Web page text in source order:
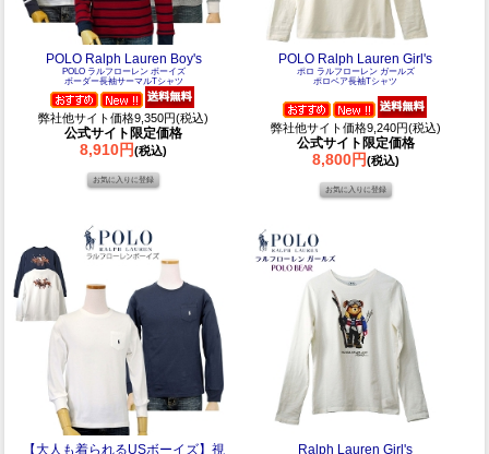
POLO Ralph Lauren Boy's
POLO ラルフローレン ボーイズ
ボーダー長袖サーマルTシャツ
弊社他サイト価格9,350円(税込)
公式サイト限定価格
8,910円(税込)
POLO Ralph Lauren Girl's
ポロ ラルフローレン ガールズ
ポロベア長袖Tシャツ
弊社他サイト価格9,240円(税込)
公式サイト限定価格
8,800円(税込)
【大人も着られるUSボーイズ】視
Ralph Lauren Girl's